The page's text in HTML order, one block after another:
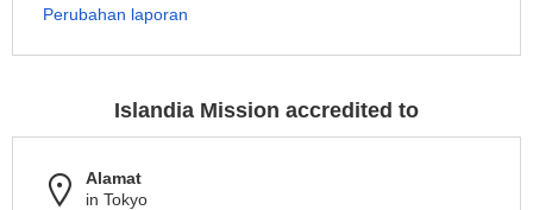
Perubahan laporan
Islandia Mission accredited to
Alamat
in Tokyo